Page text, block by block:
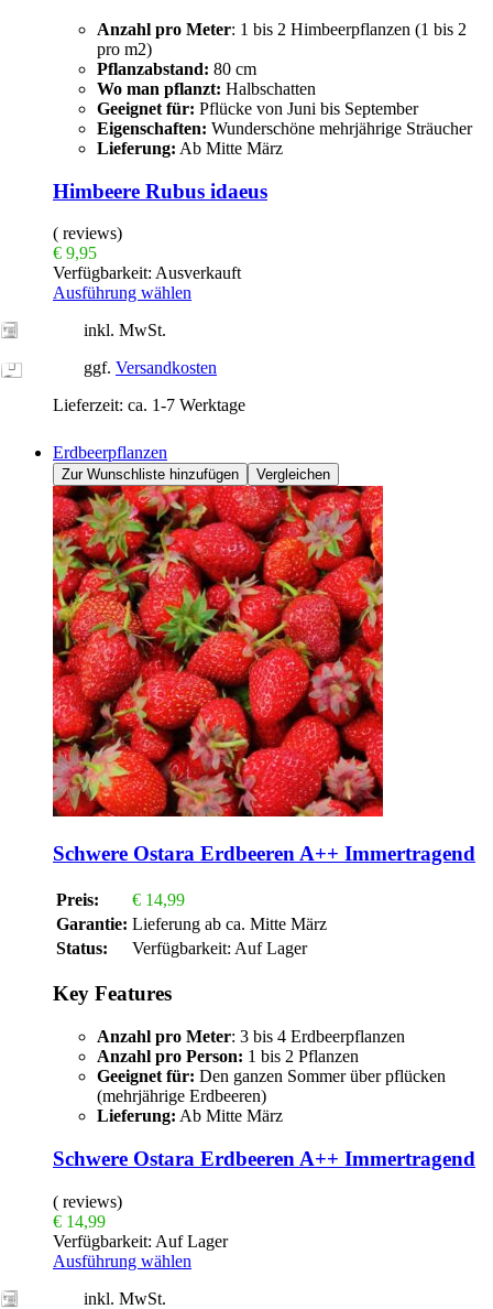
Anzahl pro Meter: 1 bis 2 Himbeerpflanzen (1 bis 2
pro m2)
Pflanzabstand: 80 cm
Wo man pflanzt: Halbschatten
Geeignet für: Pflücke von Juni bis September
Eigenschaften: Wunderschöne mehrjährige Sträucher
Lieferung: Ab Mitte März
Himbeere Rubus idaeus
( reviews)
€ 9,95
Verfügbarkeit: Ausverkauft
Ausführung wählen
inkl. MwSt.
ggf. Versandkosten
Lieferzeit: ca. 1-7 Werktage
Erdbeerpflanzen
Zur Wunschliste hinzufügen Vergleichen
Schwere Ostara Erdbeeren A++ Immertragend
Preis: € 14,99
Garantie: Lieferung ab ca. Mitte März
Status:
Verfügbarkeit: Auf Lager
Key Features
Anzahl pro Meter: 3 bis 4 Erdbeerpflanzen
Anzahl pro Person: 1 bis 2 Pflanzen
Geeignet für: Den ganzen Sommer über pflücken
(mehrjährige Erdbeeren)
Lieferung: Ab Mitte März
Schwere Ostara Erdbeeren A++ Immertragend
( reviews)
€ 14,99
Verfügbarkeit: Auf Lager
Ausführung wählen
inkl. MwSt.